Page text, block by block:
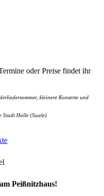
oder Preise findet ihr
kleinere Konzerte und
Stadt Halle (Saale)
Peißnitzhaus!